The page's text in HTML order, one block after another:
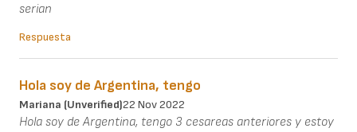
serian
Respuesta
Hola soy de Argentina, tengo
Mariana (unverified)22 Nov 2022
Hola soy de Argentina, tengo 3 cesareas anteriores y estoy